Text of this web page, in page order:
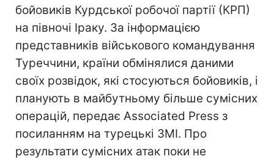
бойовиків Курдської робочої партії (КРП)
на півночі Іраку. За інформацією
представників військового командування
Туреччини, країни обмінялися даними
своїх розвідок, які стосуються бойовиків, і
планують в майбутньому більше сумісних
операцій, передає Associated Press з
посиланням на турецькі ЗМІ. Про
результати сумісних атак поки не